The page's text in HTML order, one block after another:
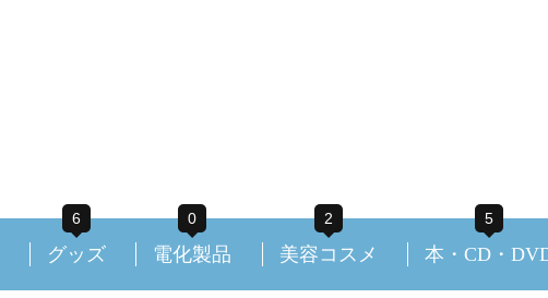
6
グッズ
0
電化製品
2
美容コスメ
5
本・CD・